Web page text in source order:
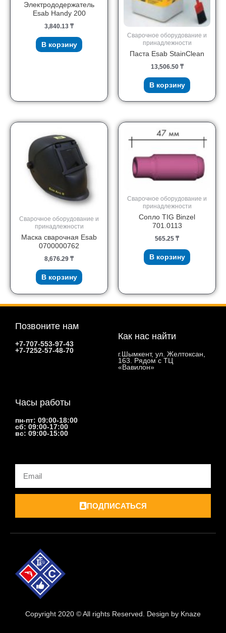
Электрододержатель
Esab Handy 200
3,840.13 ₸
В корзину
Сварочное оборудование и
принадлежности
Паста Esab StainClean
13,506.50 ₸
В корзину
Сварочное оборудование и
принадлежности
Маска сварочная Esab
0700000762
8,676.29 ₸
В корзину
Сварочное оборудование и
принадлежности
Сопло TIG Binzel
701.0113
565.25 ₸
В корзину
Позвоните нам
+7-707-553-97-43
+7-7252-57-48-70
Как нас найти
г.Шымкент, ул. Желтоксан,
163. Рядом с ТЦ
«Вавилон»
Часы работы
пн-пт: 09:00-18:00
сб: 09:00-17:00
вс: 09:00-15:00
Email
ПОДПИСАТЬСЯ
Copyright 2020 © All rights Reserved. Design by Knaze